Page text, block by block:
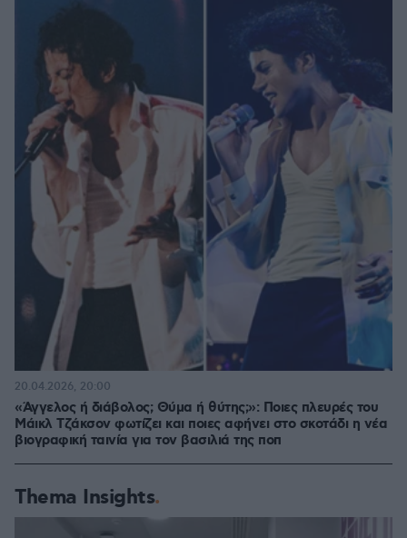
«Άγγελος ή διάβολος; Θύμα ή θύτης;»: Ποιες πλευρές του
Μάικλ Τζάκσον φωτίζει και ποιες αφήνει στο σκοτάδι η νέα
βιογραφική ταινία για τον βασιλιά της ποπ
20.04.2026, 20:00
Thema Insights